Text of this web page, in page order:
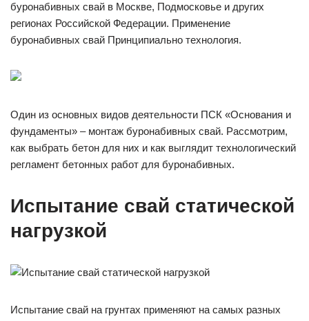
буронабивных свай в Москве, Подмосковье и других
регионах Российской Федерации. Применение
буронабивных свай Принципиально технология.
Один из основных видов деятельности ПСК «Основания и
фундаменты» – монтаж буронабивных свай. Рассмотрим,
как выбрать бетон для них и как выглядит технологический
регламент бетонных работ для буронабивных.
Испытание свай статической
нагрузкой
Испытание свай на грунтах применяют на самых разных